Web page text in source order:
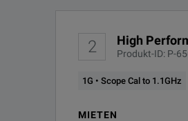
2 High
Produkt-ID: P-
1G • Scope Cal to 1.1GHz
MIETEN